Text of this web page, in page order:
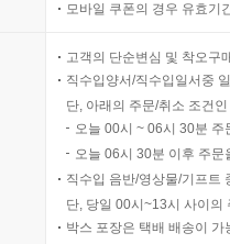
모바일 쿠폰의 경우 유효기
고객의 단순변심 및 착오구
직수입양서/직수입일서중
단, 아래의 주문/취소 조건
오늘 00시 ~ 06시 30분
오늘 06시 30분 이후 주
직수입 음반/영상물/기프트
단, 당일 00시~13시 사이의
박스 포장은 택배 배송이